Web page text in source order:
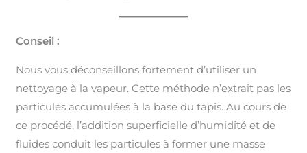
Conseil :
Nous vous déconseillons fortement d’utiliser un
nettoyage à la vapeur. Cette méthode n’extrait pas les
particules accumulées à la base du tapis. Au cours de
ce procédé, l’addition superficielle d’humidité et de
fluides conduit les particules à former une masse